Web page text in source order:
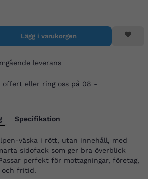
Lägg i varukorgen
leverans
offert eller ring oss på 08 -
Specifikation
väska i rött, utan innehåll, med
sidofack som ger bra överblick
perfekt för mottagningar, företag,
och fritid.